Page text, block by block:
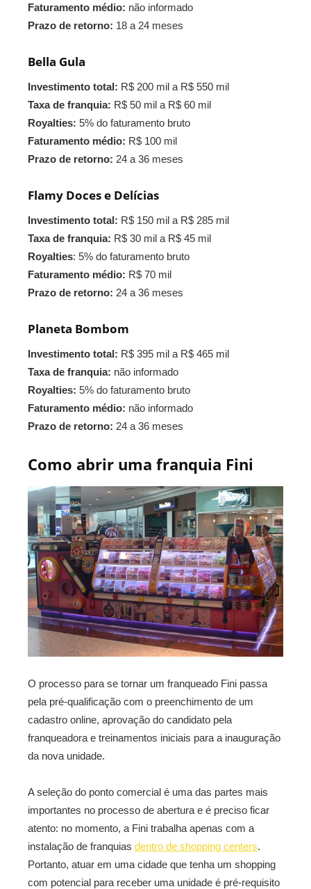
Faturamento médio: não informado
Prazo de retorno: 18 a 24 meses
Bella Gula
Investimento total: R$ 200 mil a R$ 550 mil
Taxa de franquia: R$ 50 mil a R$ 60 mil
Royalties: 5% do faturamento bruto
Faturamento médio: R$ 100 mil
Prazo de retorno: 24 a 36 meses
Flamy Doces e Delícias
Investimento total: R$ 150 mil a R$ 285 mil
Taxa de franquia: R$ 30 mil a R$ 45 mil
Royalties: 5% do faturamento bruto
Faturamento médio: R$ 70 mil
Prazo de retorno: 24 a 36 meses
Planeta Bombom
Investimento total: R$ 395 mil a R$ 465 mil
Taxa de franquia: não informado
Royalties: 5% do faturamento bruto
Faturamento médio: não informado
Prazo de retorno: 24 a 36 meses
Como abrir uma franquia Fini
O processo para se tornar um franqueado Fini passa
pela pré-qualificação com o preenchimento de um
cadastro online, aprovação do candidato pela
franqueadora e treinamentos iniciais para a inauguração
da nova unidade.
A seleção do ponto comercial é uma das partes mais
importantes no processo de abertura e é preciso ficar
atento: no momento, a Fini trabalha apenas com a
instalação de franquias dentro de shopping centers.
Portanto, atuar em uma cidade que tenha um shopping
com potencial para receber uma unidade é pré-requisito